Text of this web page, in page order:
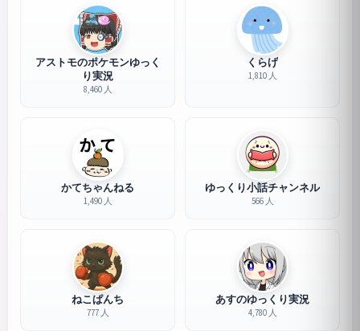
アストモのポケモンゆっく
り実況
8,460 人
くらげ
1,810 人
かてちゃんねる
1,490 人
ゆっくり小話チャンネル
566 人
ねこぱんち
777 人
あすのゆっくり実況
4,780 人